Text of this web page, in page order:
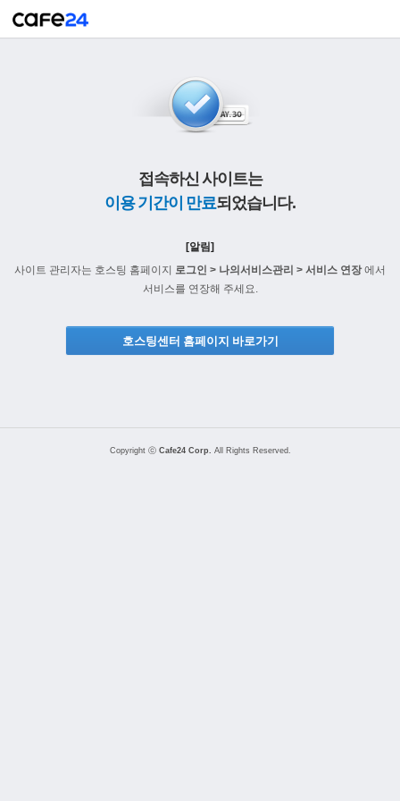
접속하신 사이트는
이용 기간이 만료되었습니다.
[알림]
사이트 관리자는 호스팅 홈페이지 로그인 > 나의서비스관리 > 서비스 연장에서
서비스를 연장해 주세요.
호스팅센터 홈페이지 바로가기
Copyright ⓒ Cafe24 Corp. All Rights Reserved.